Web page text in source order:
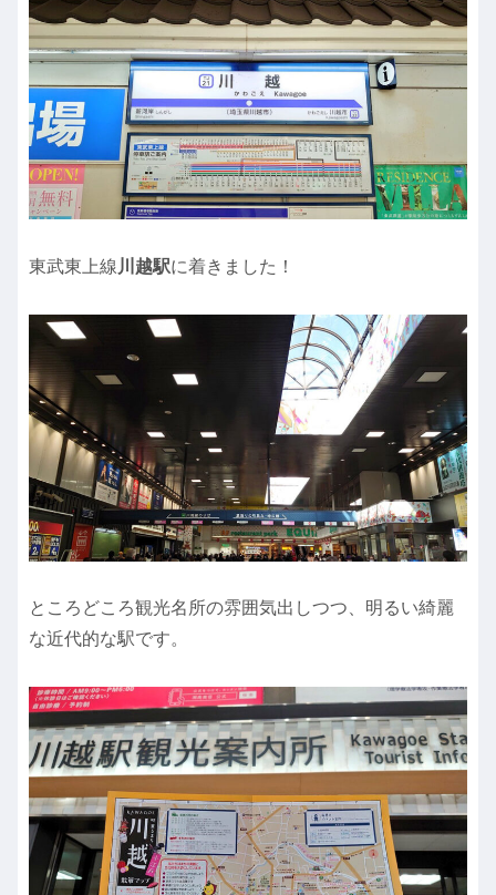
東武東上線 川越駅に着きました！
ところどころ観光名所の雰囲気出しつつ、明るい綺麗
な近代的な駅です。